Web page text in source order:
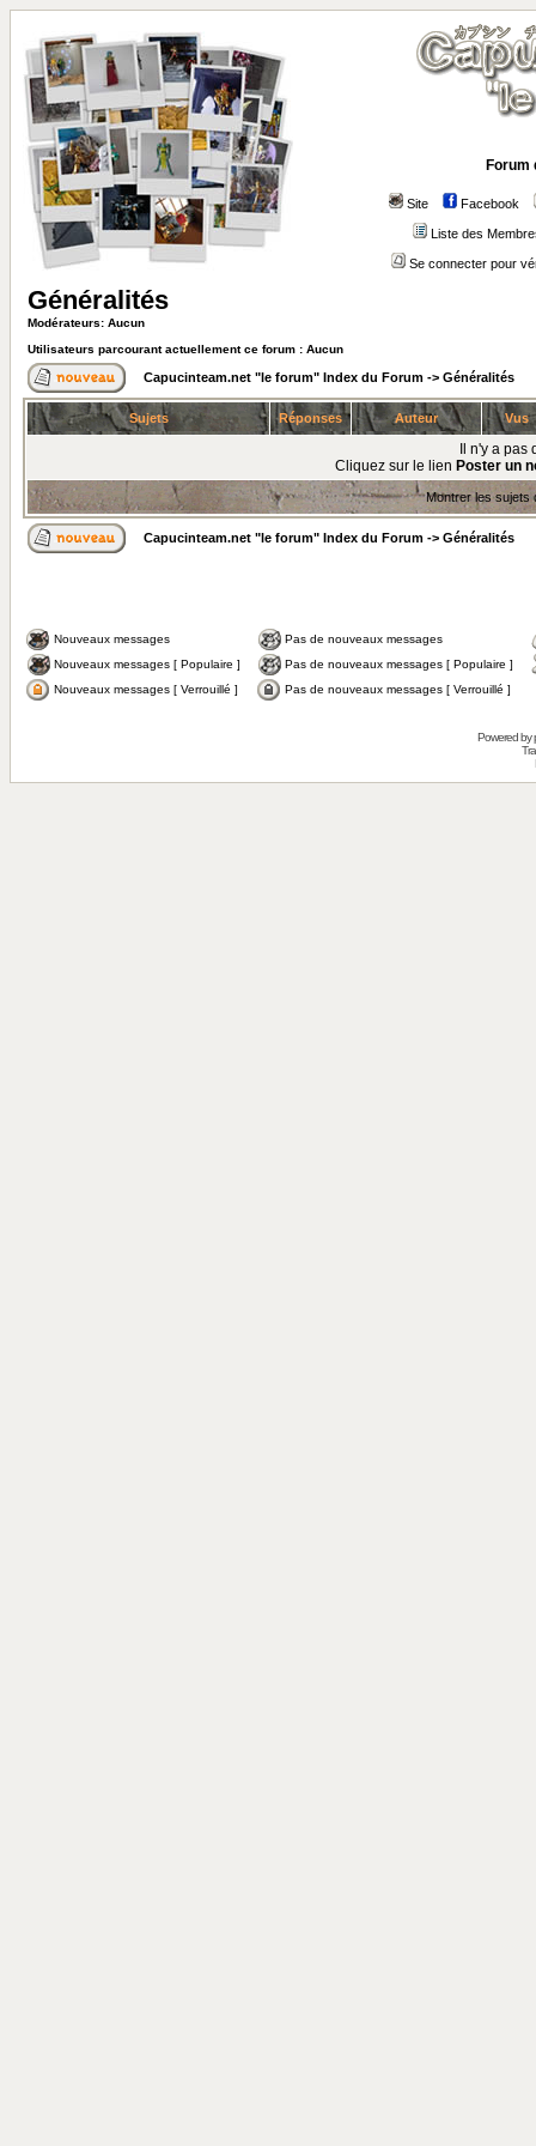
Forum
Site Facebook
Liste des
Se connecter pour
Généralités
Modérateurs: Aucun
Utilisateurs parcourant actuellement ce forum : Aucun
Capucinteam.net "le forum" Index du Forum -> Généralités
Sujets Réponses Auteur Vus
Il n'y a
Cliquez sur le lien Poster un
Montrer les sujets
Capucinteam.net "le forum" Index du Forum -> Généralités
Nouveaux messages
Pas de nouveaux messages
Nouveaux messages [ Populaire ]
Pas de nouveaux messages [ Populaire ]
Nouveaux messages [ Verrouillé ]
Pas de nouveaux messages [ Verrouillé ]
Powered by